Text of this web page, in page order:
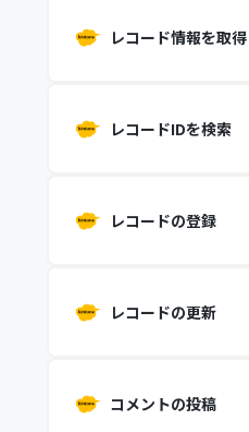
レコード情報を取得
レコードIDを検索
レコードの登録
レコードの更新
コメントの投稿